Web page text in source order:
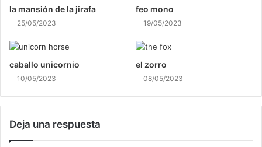
la mansión de la jirafa
25/05/2023
feo mono
19/05/2023
caballo unicornio
10/05/2023
el zorro
08/05/2023
Deja una respuesta